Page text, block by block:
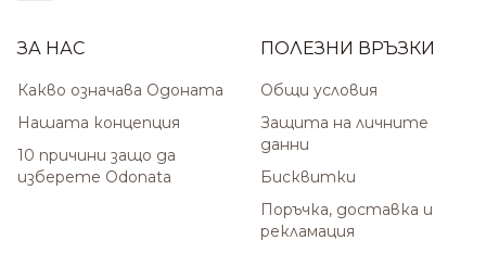
ЗА НАС
Какво означава Одоната
Нашата концепция
10 причини защо да
изберете Odonata
ПОЛЕЗНИ ВРЪЗКИ
Общи условия
Защита на личните
данни
Бисквитки
Поръчка, доставка и
рекламация